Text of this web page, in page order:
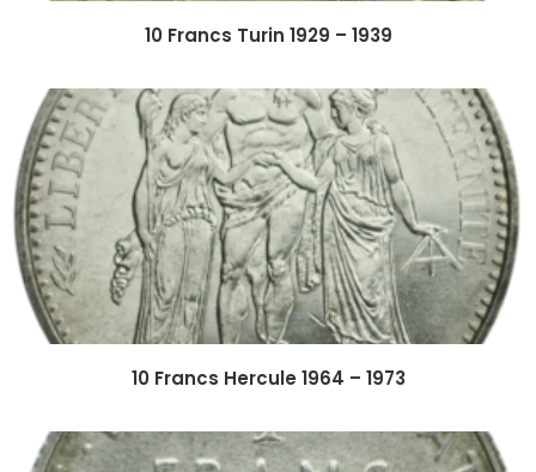
10 Francs Turin 1929 – 1939
10 Francs Hercule 1964 – 1973